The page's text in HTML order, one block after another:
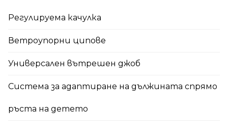
Регулируема качулка
Ветроупорни ципове
Универсален вътрешен джоб
Система за адаптиране на дължината спрямо
ръста на детето